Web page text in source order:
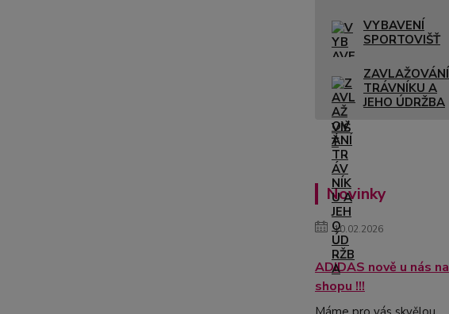
VYBAVENÍ
SPORTOVIŠŤ
ZAVLAŽOVÁNÍ
TRÁVNÍKU A
JEHO ÚDRŽBA
Novinky
10.02.2026
ADIDAS nově u nás na
shopu !!!